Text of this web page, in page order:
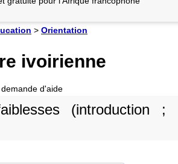
> Orientation
ivoirienne
d'aide
(introduction ;